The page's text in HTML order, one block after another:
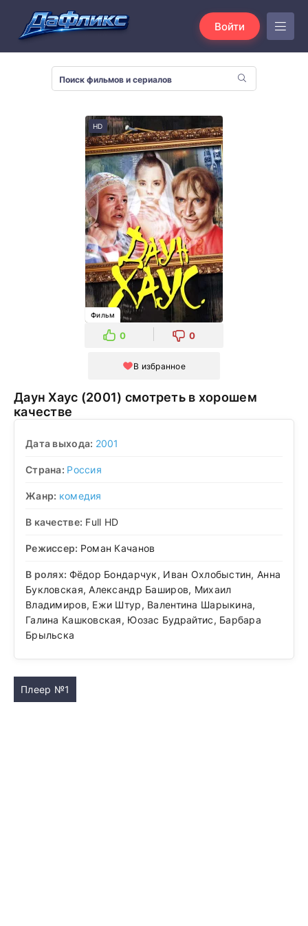
Войти
HD
Фильм
0 0
В избранное
Даун Хаус (2001) смотреть в хорошем
качестве
Дата выхода: 2001
Страна: Россия
Жанр: комедия
В качестве: Full HD
Режиссер: Роман Качанов
В ролях: Фёдор Бондарчук, Иван Охлобыстин, Анна
Букловская, Александр Баширов, Михаил
Владимиров, Ежи Штур, Валентина Шарыкина,
Галина Кашковская, Юозас Будрайтис, Барбара
Брыльска
Плеер №1